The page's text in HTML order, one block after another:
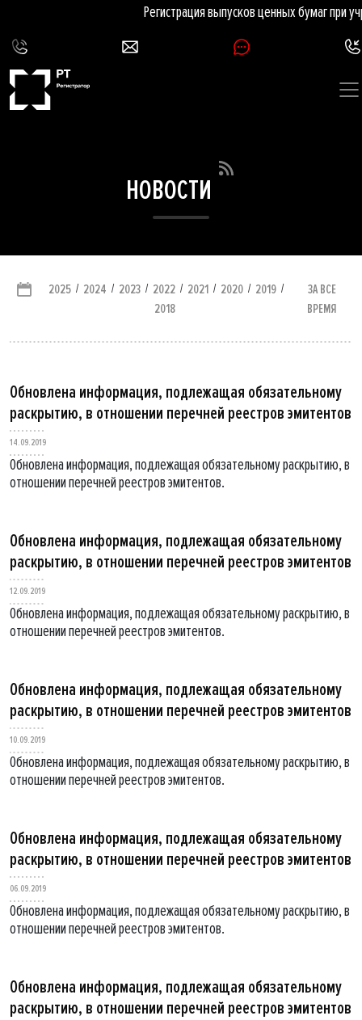
Регистрация выпусков ценных бумаг при
НОВОСТИ
2025 / 2024 / 2023 / 2022 / 2021 / 2020 / 2019 /
2018
ЗА ВСЕ
ВРЕМЯ
Обновлена информация, подлежащая обязательному
раскрытию, в отношении перечней реестров эмитентов
14.09.2019
Обновлена информация, подлежащая обязательному раскрытию, в
отношении перечней реестров эмитентов.
Обновлена информация, подлежащая обязательному
раскрытию, в отношении перечней реестров эмитентов
12.09.2019
Обновлена информация, подлежащая обязательному раскрытию, в
отношении перечней реестров эмитентов.
Обновлена информация, подлежащая обязательному
раскрытию, в отношении перечней реестров эмитентов
10.09.2019
Обновлена информация, подлежащая обязательному раскрытию, в
отношении перечней реестров эмитентов.
Обновлена информация, подлежащая обязательному
раскрытию, в отношении перечней реестров эмитентов
06.09.2019
Обновлена информация, подлежащая обязательному раскрытию, в
отношении перечней реестров эмитентов.
Обновлена информация, подлежащая обязательному
раскрытию, в отношении перечней реестров эмитентов